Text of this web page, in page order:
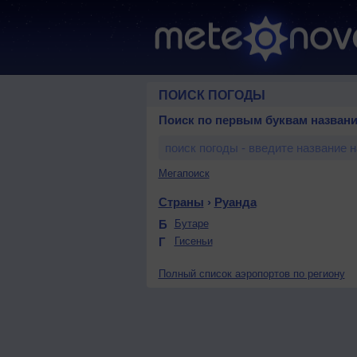
ПОИСК ПОГОДЫ
Поиск по первым буквам
Мегапоиск
Страны › Руанда
Б
Бутаре
Г Гисеньи
Полный список аэропортов по региону